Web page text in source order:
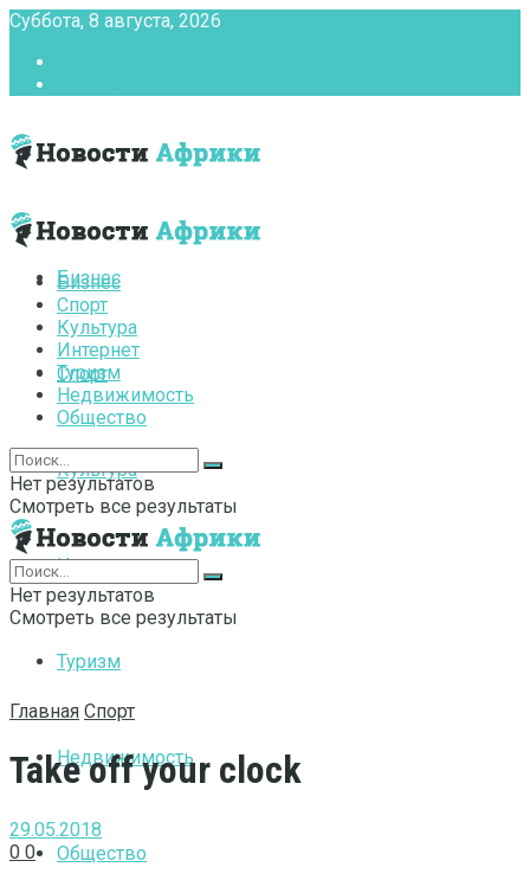
Суббота, 8 августа, 2026
Бизнес
Спорт
Культура
Интернет
Туризм
Недвижимость
Общество
Бизнес
Спорт
Культура
Интернет
Туризм
Недвижимость
Общество
Нет результатов
Смотреть все результаты
Нет результатов
Смотреть все результаты
Главная Спорт
Take off your clock
29.05.2018
0 0